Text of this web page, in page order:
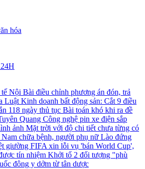
hóa
Nội Bài điều chỉnh phương án đón, trả
Luật Kinh doanh bất động sản: Cắt 9 điều
118 ngày thủ tục Bài toán khó khi ra đề
Quang Công nghệ pin xe điện sắp
ảnh Mặt trời với độ chi tiết chưa từng có
chữa bệnh, người phụ nữ Lào đứng
giường FIFA xin lỗi vụ 'bán World Cup',
tín nhiệm Khởi tố 2 đối tượng "phù
đông y dởm từ tân dược